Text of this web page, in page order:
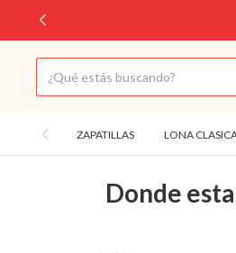
ZAPATILLAS LONA
Donde